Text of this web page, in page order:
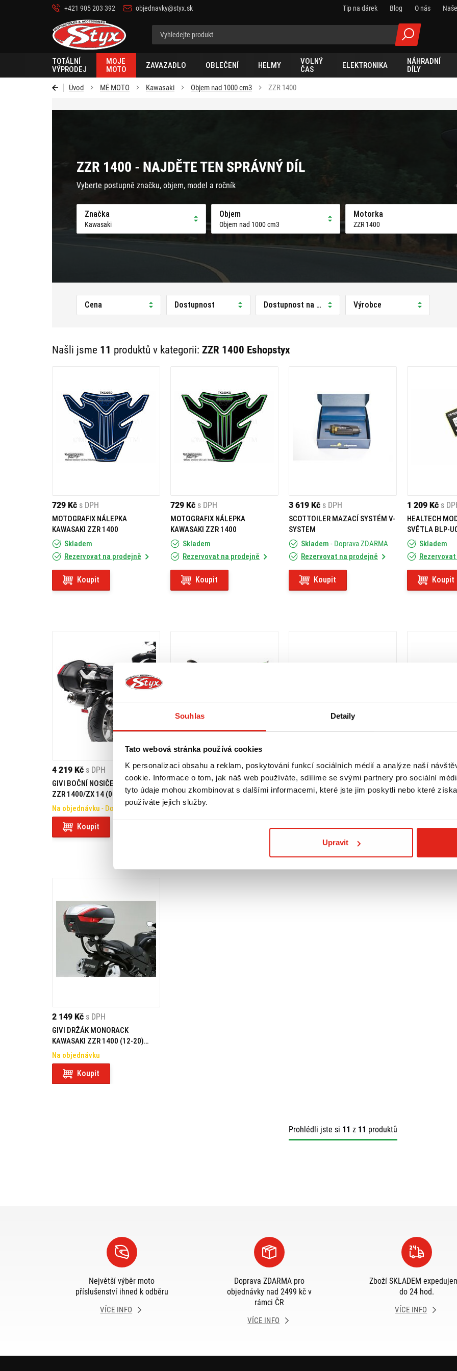
Souhlas Detaily
Tato webová stránka používá cookies
K personalizaci obsahu a reklam, poskytování funkcí sociálních médií a analýze naší
cookie. Informace o tom, jak náš web používáte, sdílíme se svými partnery pro sociální
tyto údaje mohou zkombinovat s dalšími informacemi, které jste jim poskytli nebo které
používáte jejich služby.
Upravit
+421 905 203 392 objednavky@styx.sk Tip na dárek Blog O nás
Styx-
cz
TOTÁLNÍ
VÝPRODEJ
MOJE
MOTO
ZAVAZADLO OBLEČENÍ HELMY
VOLNÝ
ČAS
ELEKTRONIKA
NÁHRADNÍ
DÍLY
Úvod
MÉ MOTO Kawasaki Objem nad 1000 cm3 ZZR 1400
ZZR 1400 - NAJDĚTE TEN SPRÁVNÝ DÍL
Vyberte postupně značku, objem, model a ročník
Značka
Kawasaki
Objem
Objem nad 1000 cm3
Motorka
ZZR 1400
Cena Dostupnost Dostupnost na prodejně Výrobce
Našli jsme 11 produktů v kategorii: ZZR 1400 Eshopstyx
729 Kč s DPH
MOTOGRAFIX NÁLEPKA
KAWASAKI ZZR 1400
Skladem
Rezervovat na prodejně
Koupit
729 Kč s DPH
MOTOGRAFIX NÁLEPKA
KAWASAKI ZZR 1400
Skladem
Rezervovat na prodejně
Koupit
3 619 Kč s DPH
SCOTTOILER MAZACÍ SYSTÉM V-
SYSTEM
Skladem - Doprava ZDARMA
Rezervovat na prodejně
Koupit
1 209 Kč s
HEALTECH
SVĚTLA BLP-
Skladem
Koupit
4 219 Kč s DPH
GIVI BOČNÍ NOSIČE KAWASAKI
ZZR 1400/ZX 14 (06-11) PLX446
Na objednávku - Doprava ZDARMA
Koupit
1 209 Kč s DPH
SW MOTECH ROZŠÍŘENÍ
ZPĚTNÝCH ZRCÁTEK
Na objednávku
9 169 Kč s DPH
SW MOTECH PRO BLAZE H BOČNÍ
TAŠKY KAWASAKI ZZR1400 (07-)
Koupit
1 399 Kč s
HS MOTO
ZZR 1400 (06-
Koupit
2 149 Kč s DPH
GIVI DRŽÁK MONORACK
KAWASAKI ZZR 1400 (12-20)
4106FZ
Na objednávku
Koupit
Prohlédli jste si 11 z 11 produktů
Největší výběr moto
příslušenství ihned k odběru
VÍCE INFO
Doprava ZDARMA pro
objednávky nad 2499 kč v
rámci ČR
VÍCE INFO
Zboží SKLADEM
do 24 hod.
VÍCE INFO